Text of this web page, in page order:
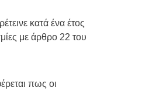
κατά ένα έτος
με άρθρο 22 του
πως οι